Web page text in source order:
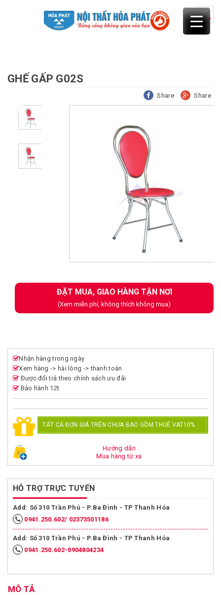
GHẾ GẤP G02S
Share Share
ĐẶT MUA, GIAO HÀNG TẬN NƠI
(Xem miễn phí, không thích không mua)
Nhận hàng trong ngày
Xem hàng -> hài lòng -> thanh toán
Được đổi trả theo chính sách ưu đãi
Bảo hành 12t
TẤT CẢ ĐƠN GIÁ TRÊN CHƯA BAO GỒM THUẾ VAT10%
Hướng dẫn
Mua hàng từ xa
HỖ TRỢ TRỰC TUYẾN
Add: Số 310 Trần Phú - P.Ba Đình - TP Thanh Hóa
0941.250.602/ 02373501186
Add: Số 310 Trần Phú - P.Ba Đình - TP Thanh Hóa
0941.250.602-0904804234
MÔ TẢ